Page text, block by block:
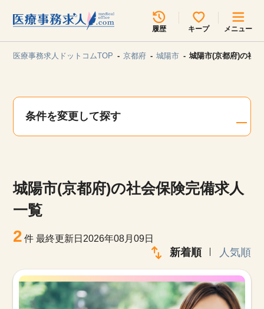
履歴 キープ メニュー
見学会・イベント情報
お知らせ
医療事務求人ドットコムTOP 京都府 城陽市 城陽市(京都府)の社
条件を変更して探す
城陽市(京都府)の社会保険完備求人
一覧
2 件最終更新日2026年08月09日
新着順 人気順
所在地のエリアを選択してください
各支店担当よりご連絡させていただきます。
関東
甲信越・北陸 中国・四国
九州・沖縄